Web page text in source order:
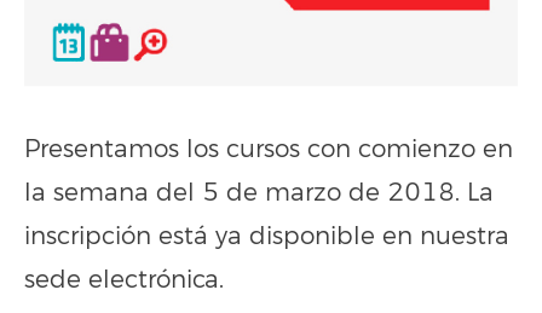
Presentamos los cursos con comienzo en
la semana del 5 de marzo de 2018. La
inscripción está ya disponible en nuestra
sede electrónica.